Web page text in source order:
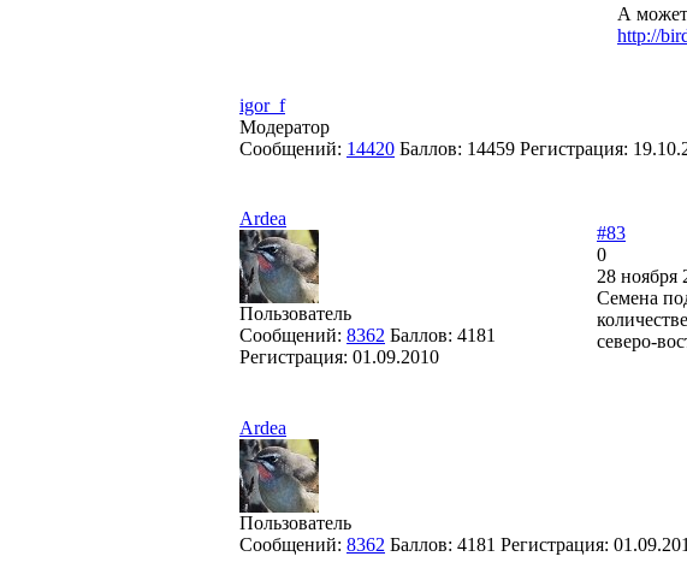
А
http://
igor_f
Модератор
Сообщений: 14420 Баллов: 14459 Регистрация:
Ardea
Пользователь
Сообщений: 8362 Баллов: 4181
Регистрация: 01.09.2010
#83
0
28 ноября
Семена
северо-
Ardea
Пользователь
Сообщений: 8362 Баллов: 4181 Регистрация: